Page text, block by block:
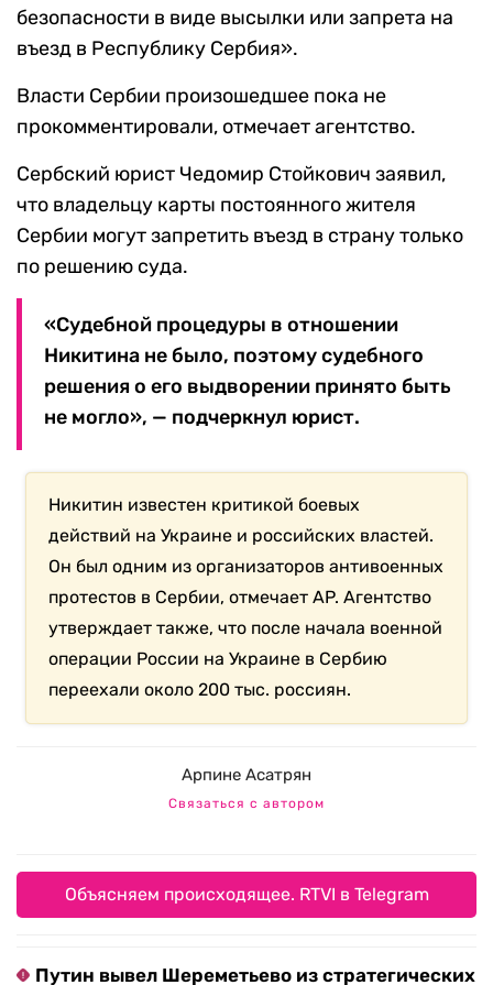
безопасности в виде высылки или запрета на
въезд в Республику Сербия».
Власти Сербии произошедшее пока не
прокомментировали, отмечает агентство.
Сербский юрист Чедомир Стойкович заявил,
что владельцу карты постоянного жителя
Сербии могут запретить въезд в страну только
по решению суда.
«Судебной процедуры в отношении
Никитина не было, поэтому судебного
решения о его выдворении принято быть
не могло», — подчеркнул юрист.
Никитин известен критикой боевых
действий на Украине и российских властей.
Он был одним из организаторов антивоенных
протестов в Сербии, отмечает AP. Агентство
утверждает также, что после начала военной
операции России на Украине в Сербию
переехали около 200 тыс. россиян.
Арпине Асатрян
Связаться с автором
Объясняем происходящее. RTVI в Telegram
Путин вывел Шереметьево из стратегических